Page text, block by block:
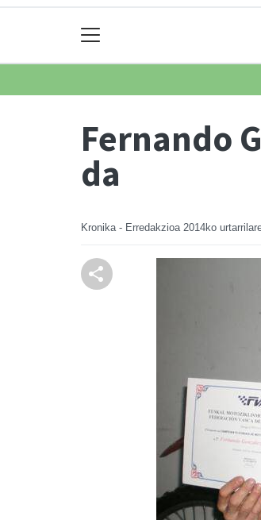
Fernando
da
Kronika - Erredakzioa 2014ko